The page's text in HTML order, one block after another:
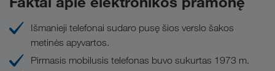
mūsų organizuojamose tobulinimosi priemonėse.
Įmonės informacija
jei to pageidausite.
Elektroninių prekių saugiam transportavimui
Apsaugos nuo slydimo kilimėlius
Išmanieji telefonai sudaro pusę šios verslo šakos
metinės apyvartos.
Pirmasis mobilusis telefonas buvo sukurtas 1973 m.